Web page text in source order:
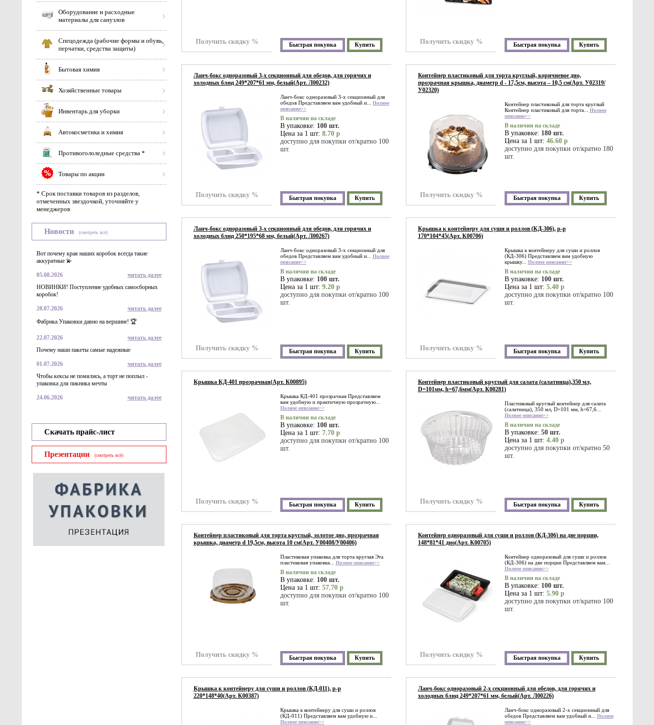
Оборудование и расходные
материалы для санузлов
Спецодежда (рабочие формы и обувь,
перчатки, средства защиты)
Бытовая химия
Хозяйственные товары
Инвентарь для уборки
Автокосметика и химия
Противогололедные средства *
Товары по акции
* Срок поставки товаров из разделов,
отмеченных звездочкой, уточняйте у
менеджеров
Новости (смотреть всё)
Вот почему края наших коробок всегда такие
аккуратные 💫
05.08.2026
читать далее
НОВИНКИ! Поступление удобных самосборных
коробок!
28.07.2026
читать далее
Фабрика Упаковки давно на вершине! 🏆
22.07.2026
читать далее
Почему наши пакеты самые надежные
01.07.2026
читать далее
Чтобы кексы не помялись, а торт не поплыл -
упаковка для пикника мечты
24.06.2026 читать далее
Скачать прайс-лист
Презентации (смотреть всё)
Получить скидку % Быстрая покупка Купить Получить скидку % Быстрая покупка Купить
Ланч-бокс одноразовый 3-х секционный для обедов, для горячих и
холодных блюд 249*207*61 мм, белый(Арт. Л00232)
Ланч-бокс одноразовый 3-х секционный для
обедов Представляем вам удобный и... Полное
описание>>
В наличии на складе
В упаковке: 100 шт.
Цена за 1 шт: 8.70 р
доступно для покупки от/кратно 100
шт.
Получить скидку % Быстрая покупка Купить
Контейнер пластиковый для торта круглый, коричневое дно,
прозрачная крышка, диаметр d - 17,5см, высота – 10,5 см(Арт. У02319/
У02320)
Контейнер пластиковый для торта круглый
Контейнер пластиковый для торта... Полное
описание>>
В наличии на складе
В упаковке: 180 шт.
Цена за 1 шт: 46.60 р
доступно для покупки от/кратно 180
шт.
Получить скидку % Быстрая покупка Купить
Ланч-бокс одноразовый 3-х секционный для обедов, для горячих и
холодных блюд 250*195*68 мм, белый(Арт. Л00267)
Ланч-бокс одноразовый 3-х секционный для
обедов Представляем вам удобный и... Полное
описание>>
В наличии на складе
В упаковке: 100 шт.
Цена за 1 шт: 9.20 р
доступно для покупки от/кратно 100
шт.
Получить скидку % Быстрая покупка Купить
Крышка к контейнеру для суши и роллов (КД-306), р-р
170*104*45(Арт. К00706)
Крышка к контейнеру для суши и роллов
(КД-306) Представляем вам удобную
крышку... Полное описание>>
В наличии на складе
В упаковке: 100 шт.
Цена за 1 шт: 5.40 р
доступно для покупки от/кратно 100
шт.
Получить скидку % Быстрая покупка Купить
Крышка КД-401 прозрачная(Арт. К00895)
Крышка КД-401 прозрачная Представляем
вам удобную и практичную прозрачную...
Полное описание>>
В наличии на складе
В упаковке: 100 шт.
Цена за 1 шт: 7.70 р
доступно для покупки от/кратно 100
шт.
Получить скидку % Быстрая покупка Купить
Контейнер пластиковый круглый для салата (салатница),350 мл,
D=101мм, h=67,6мм(Арт. К00281)
Пластиковый круглый контейнер для салата
(салатница), 350 мл, D=101 мм, h=67,6...
Полное описание>>
В наличии на складе
В упаковке: 50 шт.
Цена за 1 шт: 4.40 р
доступно для покупки от/кратно 50
шт.
Получить скидку % Быстрая покупка Купить
Контейнер пластиковый для торта круглый, золотое дно, прозрачная
крышка, диаметр d 19,5см, высота 10 см(Арт. У00408/У00406)
Пластиковая упаковка для торта круглая Эта
пластиковая упаковка... Полное описание>>
В наличии на складе
В упаковке: 100 шт.
Цена за 1 шт: 57.70 р
доступно для покупки от/кратно 100
шт.
Получить скидку % Быстрая покупка Купить
Контейнер одноразовый для суши и роллов (КД-306) на две порции,
148*81*41 дно(Арт. К00705)
Контейнер одноразовый для суши и роллов
(КД-306) на две порции Представляем вам...
Полное описание>>
В наличии на складе
В упаковке: 100 шт.
Цена за 1 шт: 5.90 р
доступно для покупки от/кратно 100
шт.
Получить скидку % Быстрая покупка Купить
Крышка к контейнеру для суши и роллов (КД-011), р-р
220*148*40(Арт. К00387)
Крышка к контейнеру для суши и роллов
(КД-011) Представляем вам удобную и...
Полное описание>>
Ланч-бокс одноразовый 2-х секционный для обедов, для горячих и
холодных блюд 249*207*61 мм, белый(Арт. Л00226)
Ланч-бокс одноразовый 2-х секционный для
обедов Представляем вам удобный и... Полное
описание>>